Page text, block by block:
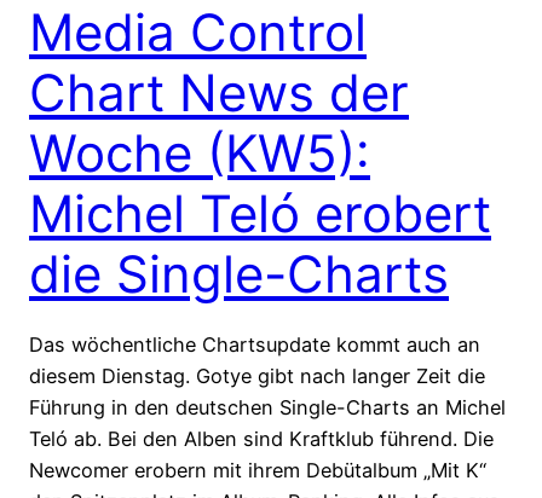
Media Control
Chart News der
Woche (KW5):
Michel Teló erobert
die Single-Charts
Das wöchentliche Chartsupdate kommt auch an
diesem Dienstag. Gotye gibt nach langer Zeit die
Führung in den deutschen Single-Charts an Michel
Teló ab. Bei den Alben sind Kraftklub führend. Die
Newcomer erobern mit ihrem Debütalbum „Mit K“